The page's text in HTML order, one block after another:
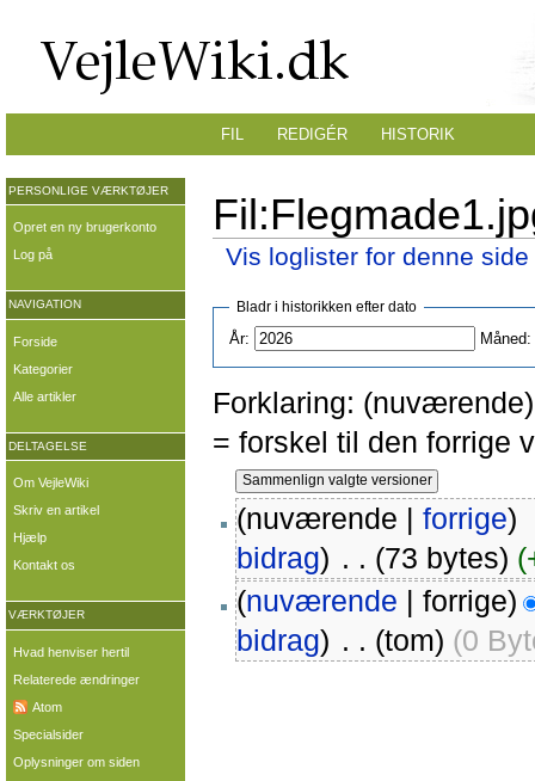
Vis loglister for denne side
Bladr i historikken efter dato
År:
Måned:
Forklaring:
= forskel til den forrige
(nuværende |forrige)
bidrag) . . (73 bytes)
(nuværende | forrige)
bidrag) . . (tom) (0
FIL REDIGÉR HISTORIK
PERSONLIGE VÆRKTØJER
Opret en ny brugerkonto
Log på
NAVIGATION
Forside
Kategorier
Alle artikler
DELTAGELSE
Om VejleWiki
Skriv en artikel
Hjælp
Kontakt os
VÆRKTØJER
Hvad henviser hertil
Relaterede ændringer
Atom
Specialsider
Oplysninger om siden